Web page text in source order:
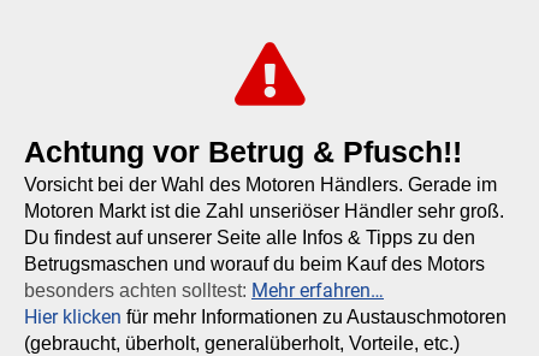
Achtung vor Betrug & Pfusch!!
Vorsicht bei der Wahl des Motoren Händlers. Gerade im
Motoren Markt ist die Zahl unseriöser Händler sehr groß.
Du findest auf unserer Seite alle Infos & Tipps zu den
Betrugsmaschen und worauf du beim Kauf des Motors
besonders achten solltest: Mehr erfahren…
Hier klicken für mehr Informationen zu Austauschmotoren
(gebraucht, überholt, generalüberholt, Vorteile, etc.)